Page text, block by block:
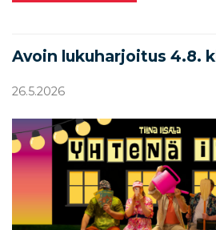
Avoin lukuharjoitus 4.8.
26.5.2026